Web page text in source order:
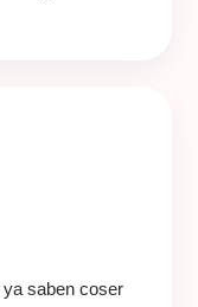
saben coser